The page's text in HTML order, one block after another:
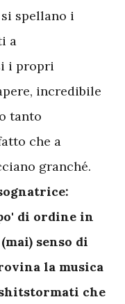
spellano i
a
i propri
incredibile
tanto
che a
granché.
di ordine in
senso di
la musica
che